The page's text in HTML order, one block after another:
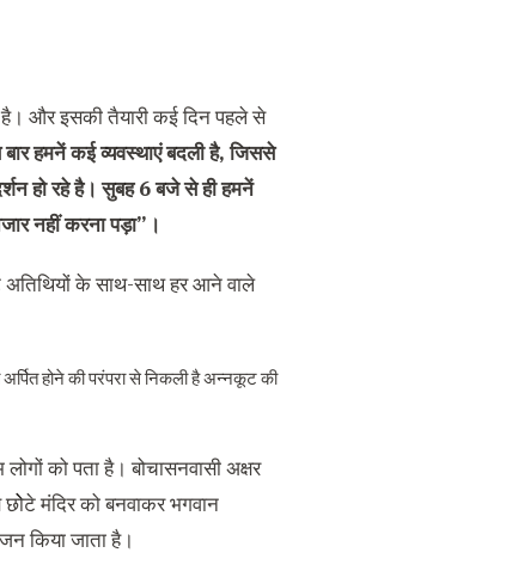
है। और इसकी तैयारी कई दिन पहले से
हमनें कई व्यवस्थाएं बदली है, जिससे
हो रहे है। सुबह 6 बजे से ही हमनें
नहीं करना पड़ा”।
अतिथियों के साथ-साथ हर आने वाले
अर्पित होने की परंपरा से निकली है अन्नकूट की
को पता है। बोचासनवासी अक्षर
छोेटे मंदिर को बनवाकर भगवान
किया जाता है।